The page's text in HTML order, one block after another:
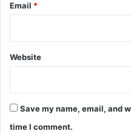
Email *
Website
Save my name, email, and
time I comment.